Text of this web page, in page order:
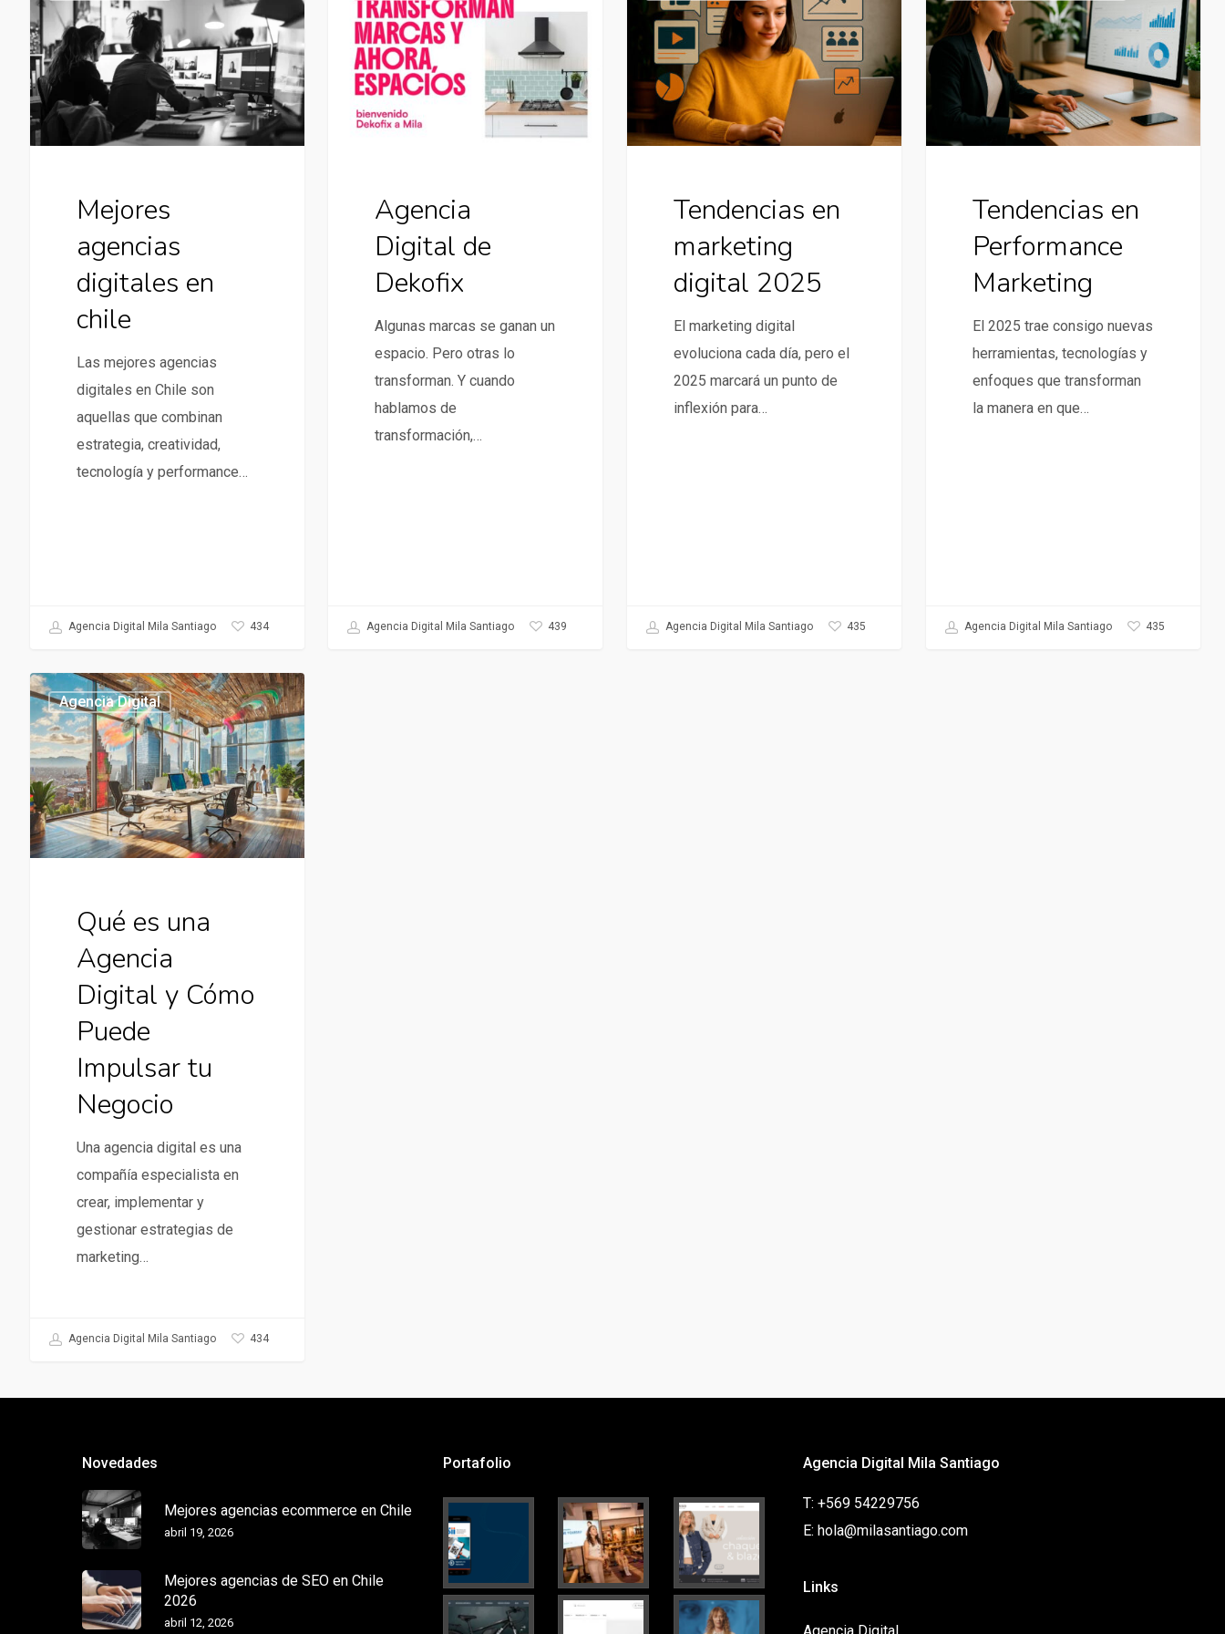
digitales
en
chile
Mejores
agencias
digitales en
chile
Las mejores agencias
digitales en Chile son
aquellas que combinan
estrategia, creatividad,
tecnología y performance…
Agencia Digital Mila Santiago 434
Dekofix
Agencia
Digital de
Dekofix
Algunas marcas se ganan un
espacio. Pero otras lo
transforman. Y cuando
hablamos de
transformación,…
Agencia Digital Mila Santiago 439
marketing
digital
2025
Tendencias en
marketing
digital 2025
El marketing digital
evoluciona cada día, pero el
2025 marcará un punto de
inflexión para…
Agencia Digital Mila Santiago 435
Performance
Marketing
Tendencias en
Performance
Marketing
El 2025 trae consigo nuevas
herramientas, tecnologías y
enfoques que transforman
la manera en que…
Agencia Digital Mila Santiago 435
Qué
es
una
Agencia
Digital
y
Cómo
Negocio
Agencia Digital
Qué es una
Agencia
Digital y Cómo
Puede
Impulsar tu
Negocio
Una agencia digital es una
compañía especialista en
crear, implementar y
gestionar estrategias de
marketing…
Agencia Digital Mila Santiago 434
Novedades
Mejores agencias ecommerce en Chile
abril 19, 2026
Mejores agencias de SEO en Chile
2026
abril 12, 2026
Portafolio Agencia Digital Mila Santiago
T: +569 54229756
E: hola@milasantiago.com
Links